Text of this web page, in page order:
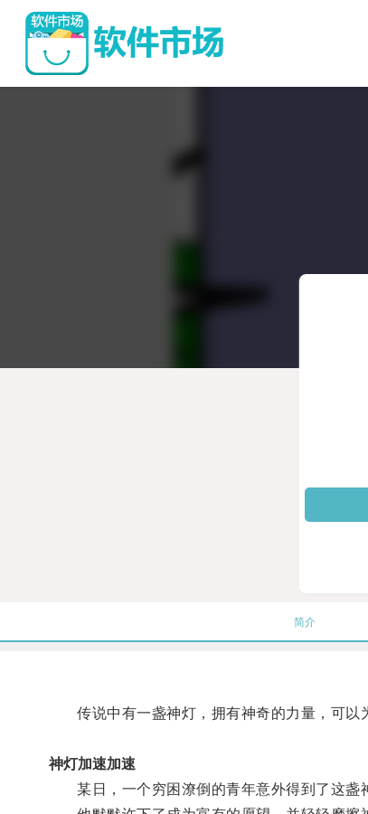
简介
传说中有一盏神灯，拥有神奇的力量，可以
神灯加速加速
某日，一个穷困潦倒的青年意外得到了这盏